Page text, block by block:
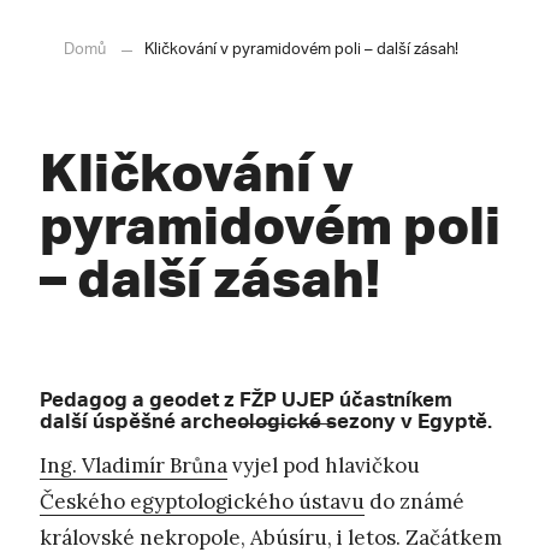
Domů Kličkování v pyramidovém poli – další zásah!
Kličkování v
pyramidovém poli
– další zásah!
Pedagog a geodet zFŽP UJEPúčastníkem
další úspěšné archeologické sezony v Egyptě.
Ing. Vladimír Brůnavyjel pod hlavičkou
Českého egyptologického ústavu do známé
královské nekropole, Abúsíru, i letos. Začátkem